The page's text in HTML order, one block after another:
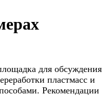
для обсуждения
пластмасс и
Рекомендации